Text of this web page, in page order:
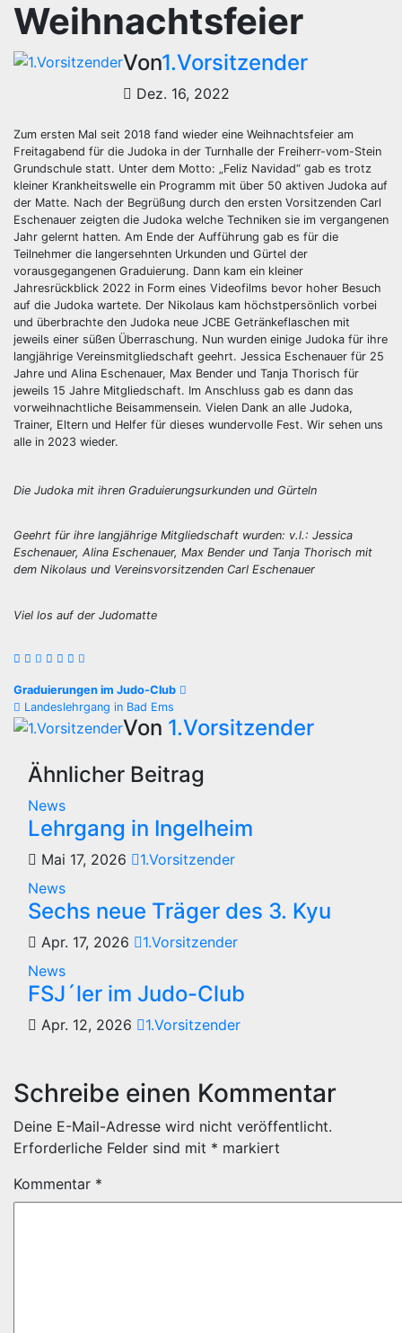
Weihnachtsfeier
Von1.Vorsitzender
Dez. 16, 2022
Zum ersten Mal seit 2018 fand wieder eine Weihnachtsfeier am
Freitagabend für die Judoka in der Turnhalle der Freiherr-vom-Stein
Grundschule statt. Unter dem Motto: „Feliz Navidad“ gab es trotz
kleiner Krankheitswelle ein Programm mit über 50 aktiven Judoka auf
der Matte. Nach der Begrüßung durch den ersten Vorsitzenden Carl
Eschenauer zeigten die Judoka welche Techniken sie im vergangenen
Jahr gelernt hatten. Am Ende der Aufführung gab es für die
Teilnehmer die langersehnten Urkunden und Gürtel der
vorausgegangenen Graduierung. Dann kam ein kleiner
Jahresrückblick 2022 in Form eines Videofilms bevor hoher Besuch
auf die Judoka wartete. Der Nikolaus kam höchstpersönlich vorbei
und überbrachte den Judoka neue JCBE Getränkeflaschen mit
jeweils einer süßen Überraschung. Nun wurden einige Judoka für ihre
langjährige Vereinsmitgliedschaft geehrt. Jessica Eschenauer für 25
Jahre und Alina Eschenauer, Max Bender und Tanja Thorisch für
jeweils 15 Jahre Mitgliedschaft. Im Anschluss gab es dann das
vorweihnachtliche Beisammensein. Vielen Dank an alle Judoka,
Trainer, Eltern und Helfer für dieses wundervolle Fest. Wir sehen uns
alle in 2023 wieder.
Die Judoka mit ihren Graduierungsurkunden und Gürteln
Geehrt für ihre langjährige Mitgliedschaft wurden: v.l.: Jessica
Eschenauer, Alina Eschenauer, Max Bender und Tanja Thorisch mit
dem Nikolaus und Vereinsvorsitzenden Carl Eschenauer
Viel los auf der Judomatte
Beitragsnavigation
Graduierungen im Judo-Club
Landeslehrgang in Bad Ems
Von 1.Vorsitzender
Ähnlicher Beitrag
News
Lehrgang in Ingelheim
Mai 17, 2026
1.Vorsitzender
News
Sechs neue Träger des 3. Kyu
Apr. 17, 2026
1.Vorsitzender
News
FSJ´ler im Judo-Club
Apr. 12, 2026 1.Vorsitzender
Schreibe einen Kommentar
Deine E-Mail-Adresse wird nicht veröffentlicht.
Erforderliche Felder sind mit * markiert
Kommentar *